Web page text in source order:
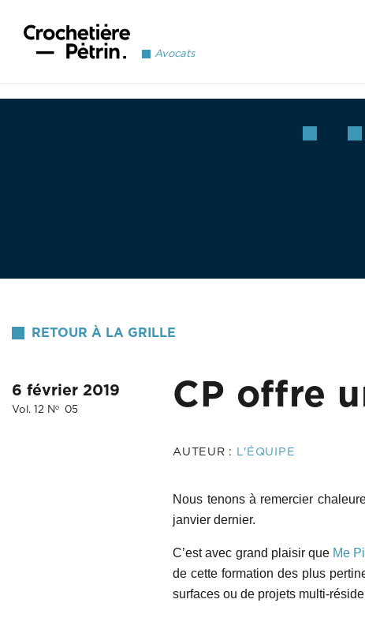
Avocats
RETOUR À LA GRILLE
6 février 2019
Vol. 12 No 05 CP offre
AUTEUR : L'ÉQUIPE
Nous tenons à remercier
janvier dernier.
C’est avec grand plaisir que Me
de cette formation des plus
surfaces ou de projets multi-